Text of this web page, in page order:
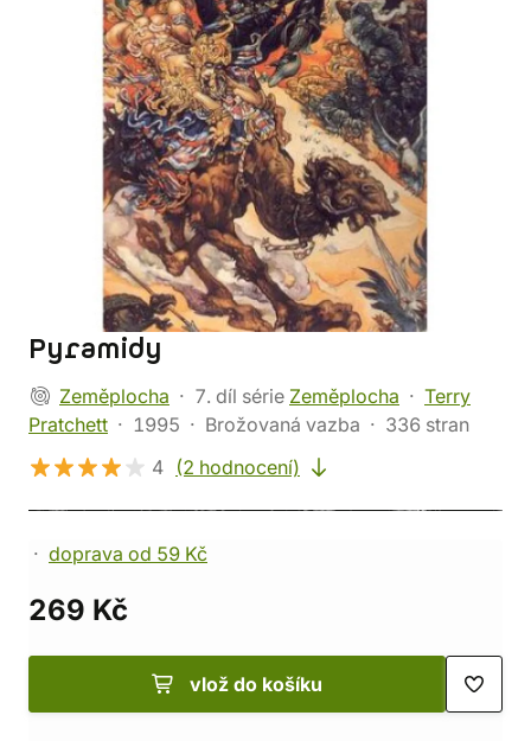
Pyramidy
Zeměplocha 7. díl série Zeměplocha
Terry
Pratchett
1995 Brožovaná vazba
336 stran
4 (2 hodnocení)
doprava od 59 Kč
269 Kč
vlož do košíku